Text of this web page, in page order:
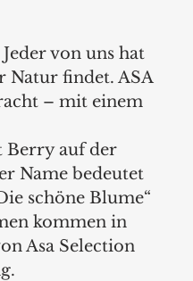
von uns hat
Natur findet. ASA
– mit einem
Berry auf der
Name bedeutet
schöne Blume“
kommen in
Asa Selection